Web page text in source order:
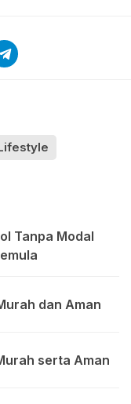
Tanpa Modal
dan Aman
serta Aman